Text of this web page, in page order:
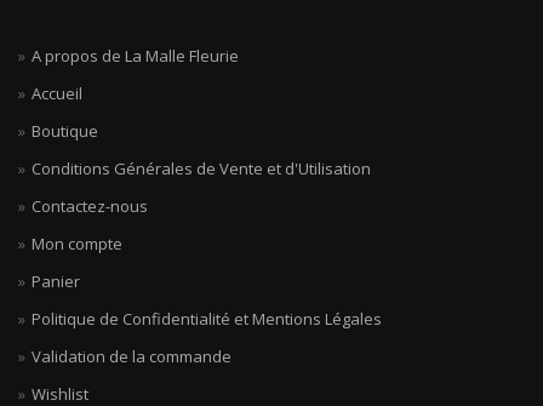
A propos de La Malle Fleurie
Accueil
Boutique
Conditions Générales de Vente et d'Utilisation
Contactez-nous
Mon compte
Panier
Politique de Confidentialité et Mentions Légales
Validation de la commande
Wishlist